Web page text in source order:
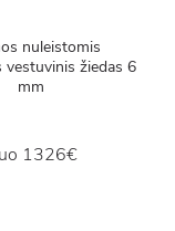
nuleistomis
vestuvinis žiedas 6
mm
1326€